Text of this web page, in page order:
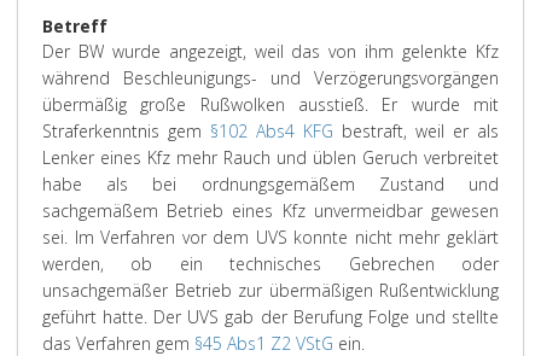
Betreff
Der BW wurde angezeigt, weil das von ihm gelenkte Kfz
während Beschleunigungs- und Verzögerungsvorgängen
übermäßig große Rußwolken ausstieß. Er wurde mit
Straferkenntnis gem §102 Abs4 KFG bestraft, weil er als
Lenker eines Kfz mehr Rauch und üblen Geruch verbreitet
habe als bei ordnungsgemäßem Zustand und
sachgemäßem Betrieb eines Kfz unvermeidbar gewesen
sei. Im Verfahren vor dem UVS konnte nicht mehr geklärt
werden, ob ein technisches Gebrechen oder
unsachgemäßer Betrieb zur übermäßigen Rußentwicklung
geführt hatte. Der UVS gab der Berufung Folge und stellte
das Verfahren gem §45 Abs1 Z2 VStG ein.